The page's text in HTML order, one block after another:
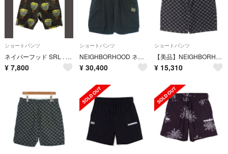
ショートパンツ
ネイバーフッド SRL . KOUZAN / C-ST ショートパンツ M 黒
¥ 7,800
ショートパンツ
NEIGHBORHOOD ネイバーフッド ショートパンツ XL 黒 【古着】【中古】【送料無料】
¥ 30,400
ショートパンツ
【美品】NEIGHBORHOOD ネイバーフッド パンツ ブラック 黒 サイズ:L | 22SS モノグラム コットン ショーツ (MONOGRAM / C-ST) | ボトムス ショートパンツ【メンズ】【中古】
¥ 15,310